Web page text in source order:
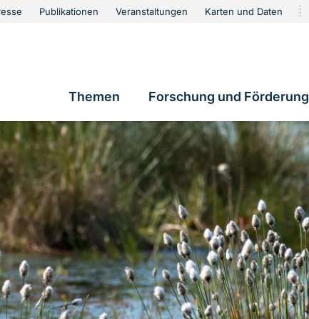
Publikationen Veranstaltungen Karten und Daten
Hauptnavigation
Themen Forschung und Förderung